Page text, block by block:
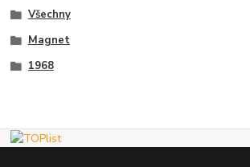
Všechny
Magnet
1968